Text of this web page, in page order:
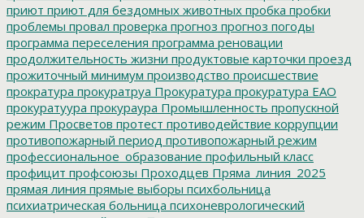
приют приют для бездомных животных пробка пробки
проблемы провал проверка прогноз прогноз погоды
программа переселения программа реновации
продолжительность жизни продуктовые карточки проезд
прожиточный минимум производство происшествие
прократура прокуратруа Прокуратура прокуратура ЕАО
прокуратуура прокураура Промышленность пропускной
режим Просветов протест противодействие коррупции
противопожарный период противопожарный режим
профессиональное_образование профильный класс
профицит профсоюзы Проходцев Пряма_линия_2025
прямая линия прямые выборы психбольница
психиатрическая больница психоневрологический